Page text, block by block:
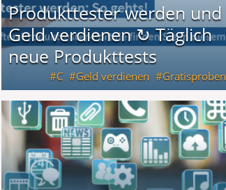
Produkttester werden und
Geld verdienen ↻ Täglich
neue Produkttests
C Geld verdienen Gratisproben
neue Produkttests